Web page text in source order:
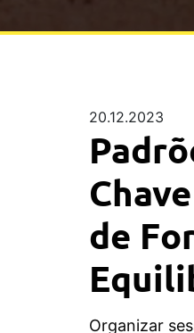
20.12.2023
de
Organizar